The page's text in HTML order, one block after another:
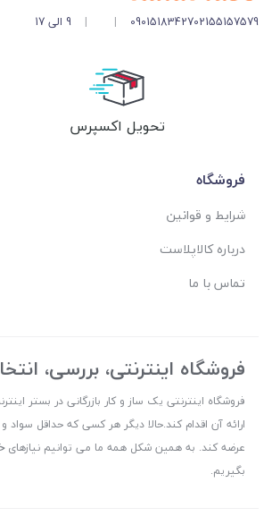
02155157579
09015183427
|
| 9 الی 17
تحویل اکسپرس
فروشگاه
شرایط و قوانین
درباره کالاپلاست
تماس با ما
فروشگاه اینترنتی، بررسی،
فروشگاه اینترنتی یک ساز و کار بازرگانی در بستر
ارائه آن اقدام کند.حالا دیگر هر کسی که حداقل
عرضه کند. به همین شکل همه ما می توانیم نیازهای
بگیریم.